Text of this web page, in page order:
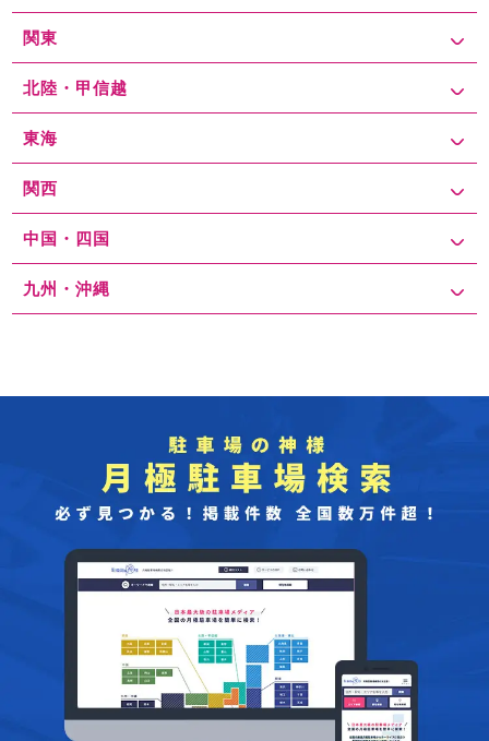
関東
北陸・甲信越
東海
関西
中国・四国
九州・沖縄